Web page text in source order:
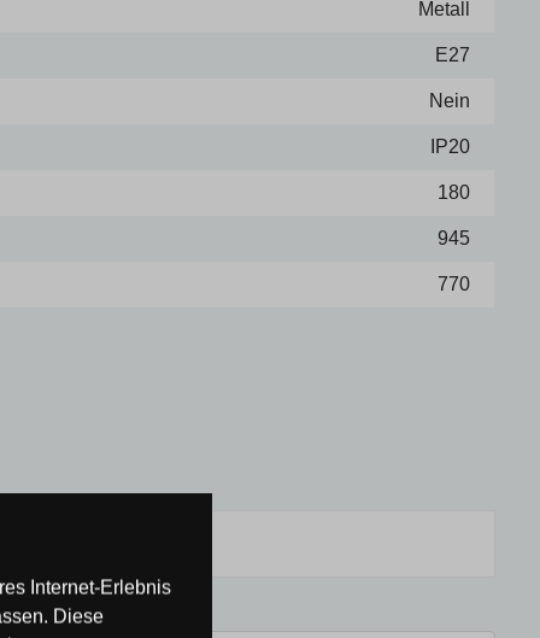
Metall
E27
Nein
IP20
180
945
770
Internet-Erlebnis
Diese